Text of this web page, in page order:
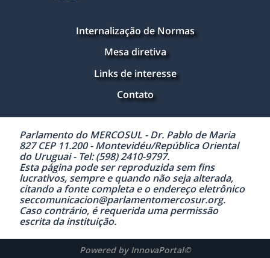
Internalização de Normas
Mesa diretiva
Links de interesse
Contato
Parlamento do MERCOSUL - Dr. Pablo de Maria
827 CEP 11.200 - Montevidéu/República Oriental
do Uruguai - Tel: (598) 2410-9797.
Esta página pode ser reproduzida sem fins
lucrativos, sempre e quando não seja alterada,
citando a fonte completa e o endereço eletrônico
seccomunicacion@parlamentomercosur.org.
Caso contrário, é requerida uma permissão
escrita da instituição.
Powered by InnovaPortal©